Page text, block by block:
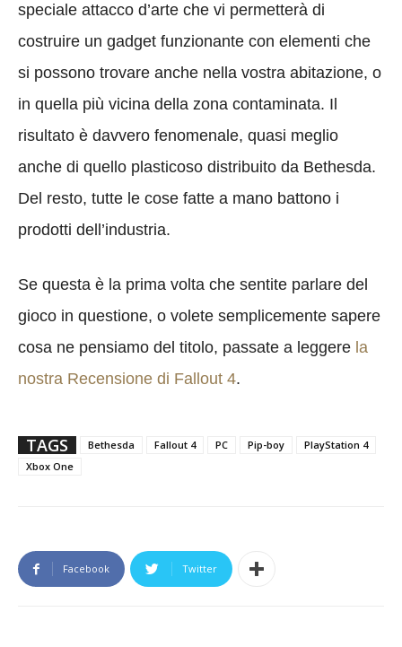
speciale attacco d’arte che vi permetterà di
costruire un gadget funzionante con elementi che
si possono trovare anche nella vostra abitazione, o
in quella più vicina della zona contaminata. Il
risultato è davvero fenomenale, quasi meglio
anche di quello plasticoso distribuito da Bethesda.
Del resto, tutte le cose fatte a mano battono i
prodotti dell’industria.
Se questa è la prima volta che sentite parlare del
gioco in questione, o volete semplicemente sapere
cosa ne pensiamo del titolo, passate a leggere la
nostra Recensione di Fallout 4.
TAGS Bethesda Fallout 4 PC Pip-boy
PlayStation 4
Xbox One
Facebook Twitter